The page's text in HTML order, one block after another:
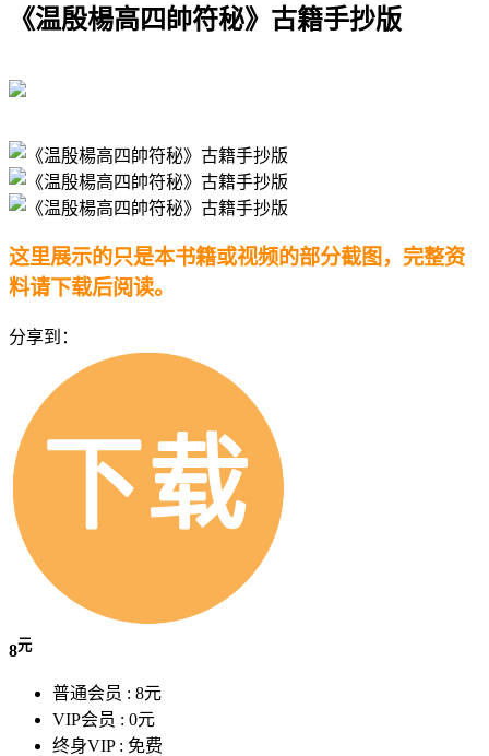
《温殷楊高四帥符秘》古籍手抄版
这里展示的只是本书籍或视频的部分截图，完整资
料请下载后阅读。
分享到：
8元
普通会员 : 8元
VIP会员 : 0元
终身VIP : 免费